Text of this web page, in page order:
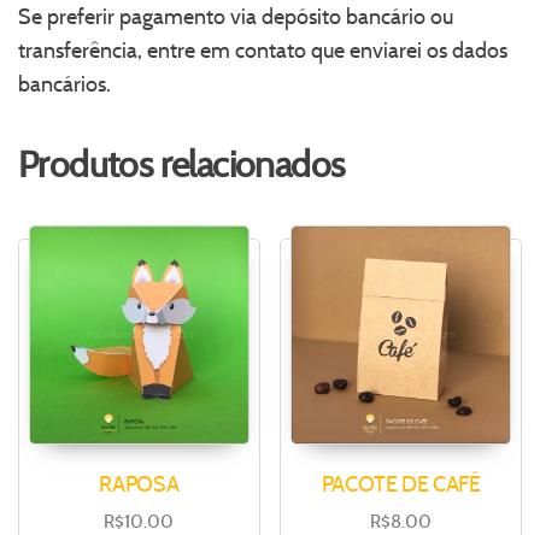
Se preferir pagamento via depósito bancário ou
transferência, entre em contato que enviarei os dados
bancários.
Produtos relacionados
RAPOSA
R$10.00
PACOTE DE CAFÉ
R$8.00